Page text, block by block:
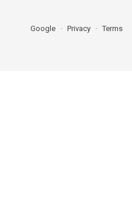
Google Privacy Terms